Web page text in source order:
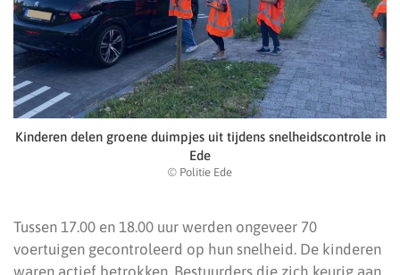
Kinderen delen groene duimpjes uit tijdens snelheidscontrole in
Ede
© Politie Ede
Tussen 17.00 en 18.00 uur werden ongeveer 70
voertuigen gecontroleerd op hun snelheid. De kinderen